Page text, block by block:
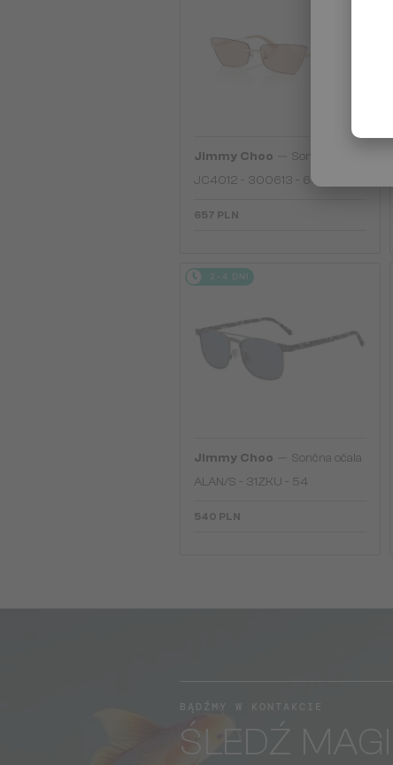
Jimmy Choo
Sončna očala
JC4012 - 300613 - 60
657 PLN
2-4 DNI
Jimmy Choo
Sončna očala
ALAN/S - 31ZKU - 54
540 PLN
BĄDŹMY W KONTAKCIE
ŚLEDŹ MAGIĘ